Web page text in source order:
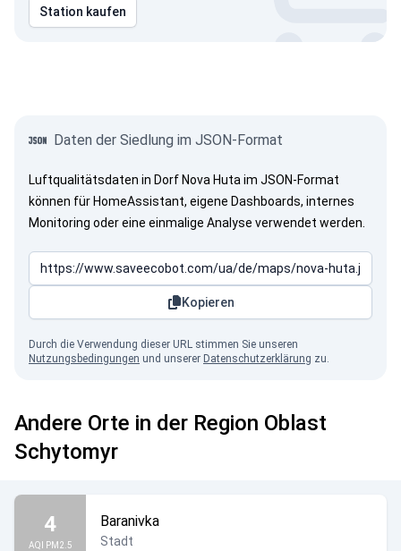
Station kaufen
Daten der Siedlung im JSON-Format
Luftqualitätsdaten in Dorf Nova Huta im JSON-Format
können für HomeAssistant, eigene Dashboards, internes
Monitoring oder eine einmalige Analyse verwendet werden.
Kopieren
Durch die Verwendung dieser URL stimmen Sie unseren
Nutzungsbedingungen und unserer Datenschutzerklärung zu.
Andere Orte in der Region Oblast
Schytomyr
4
AQI PM2.5
Baranivka
Stadt